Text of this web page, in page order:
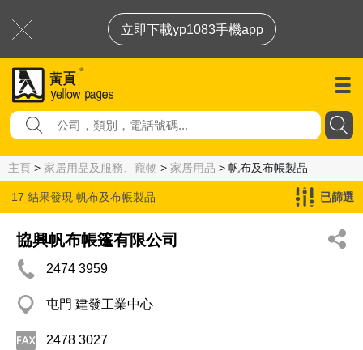
立即下載yp1083手機app
主頁 > 家居用品及服務、寵物 > 家居用品 > 帆布及布帳製品
17 結果發現 帆布及布帳製品 已篩選
協興帆布帳篷有限公司
2474 3959
屯門 建發工業中心
2478 3027